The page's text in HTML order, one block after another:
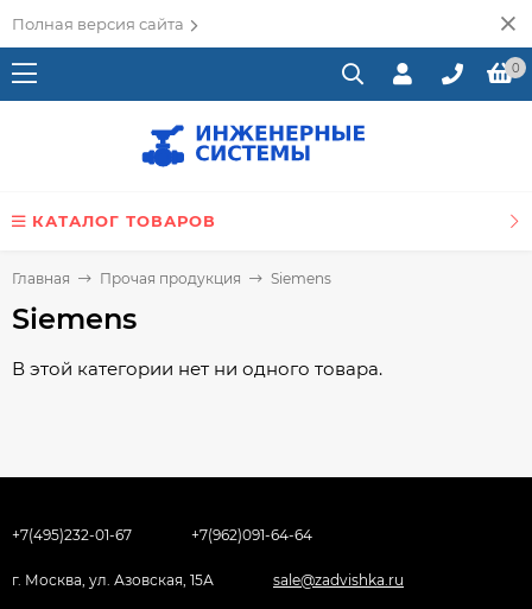
Полная версия сайта
0
КАТАЛОГ ТОВАРОВ
Главная Прочая продукция Siemens
Siemens
В этой категории нет ни одного товара.
+7(495)232-01-67 +7(962)091-64-64
г. Москва, ул. Азовская, 15А sale@zadvishka.ru